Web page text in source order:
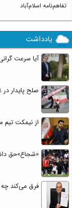
تفاهم‌نامه اسلام‌آباد
یادداشت
آیا سرعت
صلح پایدار
از نیمکت
«شجاع»حق
فرق می‌کند